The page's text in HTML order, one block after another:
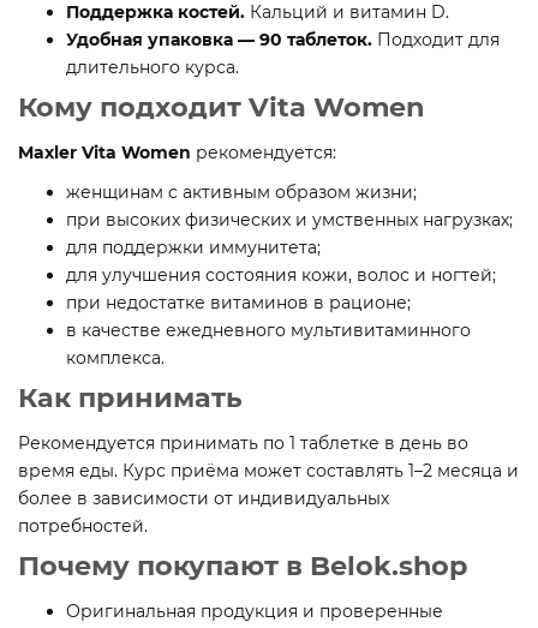
Поддержка костей. Кальций и витамин D.
Удобная упаковка — 90 таблеток. Подходит для
длительного курса.
Кому подходит Vita Women
Maxler Vita Women рекомендуется:
женщинам с активным образом жизни;
при высоких физических и умственных нагрузках;
для поддержки иммунитета;
для улучшения состояния кожи, волос и ногтей;
при недостатке витаминов в рационе;
в качестве ежедневного мультивитаминного
комплекса.
Как принимать
Рекомендуется принимать по 1 таблетке в день во
время еды. Курс приёма может составлять 1–2 месяца и
более в зависимости от индивидуальных
потребностей.
Почему покупают в Belok.shop
Оригинальная продукция и проверенные